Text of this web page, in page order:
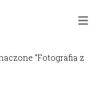
m
e
“Fotografia z